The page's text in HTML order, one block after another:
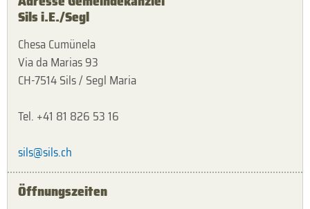
Sils i.E./Segl
Chesa Cumünela
Via da Marias 93
CH-7514 Sils / Segl Maria
Tel. +41 81 826 53 16
sils@sils.ch
Öffnungszeiten